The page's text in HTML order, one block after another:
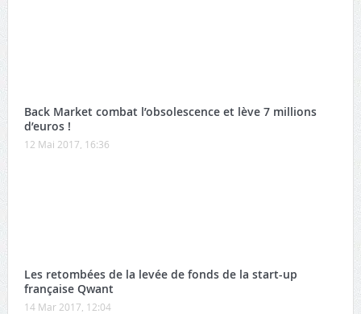
Back Market combat l’obsolescence et lève 7 millions
d’euros !
12 Mai 2017, 16:36
Les retombées de la levée de fonds de la start-up
française Qwant
14 Mar 2017, 12:04